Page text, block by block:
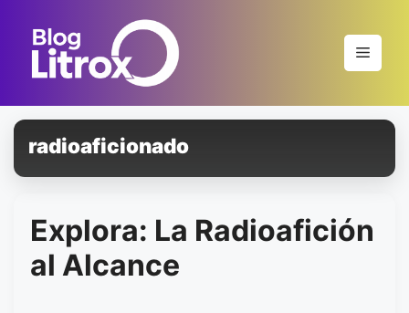
contenido
Menú
radioaficionado
Explora: La Radioafición
al Alcance